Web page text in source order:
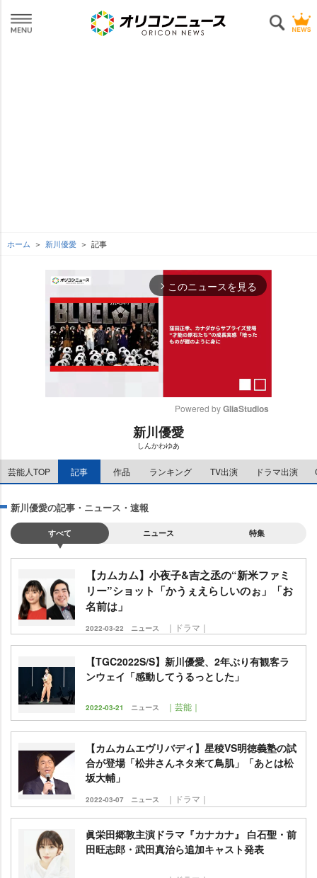
ホーム 新川優愛 記事
arrow_forward_ios このニュースを見る
e
Powered by GliaStudios
新川優愛
しんかわゆあ
芸能人TOP 記事 作品 ランキング TV出演 ドラマ出演
新川優愛の記事・ニュース・速報
すべて ニュース 特集
【カムカム】小夜子&吉之丞の“新米ファミ
リー”ショット「かうぇえらしいのぉ」「お
名前は」
2022-03-22 ニュース ｜ドラマ｜
【TGC2022S/S】新川優愛、2年ぶり有観客ラ
ンウェイ「感動してうるっとした」
2022-03-21 ニュース ｜芸能｜
【カムカムエヴリバディ】星稜VS明徳義塾の試
合が登場「松井さんネタ来て鳥肌」「あとは松
坂大輔」
2022-03-07 ニュース ｜ドラマ｜
眞栄田郷敦主演ドラマ『カナカナ』 白石聖・前
田旺志郎・武田真治ら追加キャスト発表